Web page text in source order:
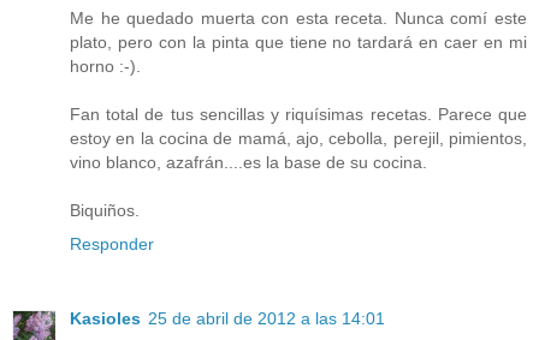
Me he quedado muerta con esta receta. Nunca comí este
plato, pero con la pinta que tiene no tardará en caer en mi
horno :-).
Fan total de tus sencillas y riquísimas recetas. Parece que
estoy en la cocina de mamá, ajo, cebolla, perejil, pimientos,
vino blanco, azafrán....es la base de su cocina.
Biquiños.
Responder
Kasioles 25 de abril de 2012 a las 14:01